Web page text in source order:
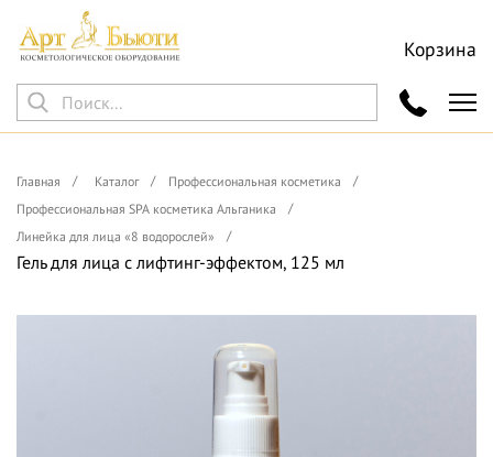
Корзина
Главная Каталог
Профессиональная косметика
Профессиональная SPA косметика Альганика
Линейка для лица «8 водорослей»
Гель для лица с лифтинг-эффектом, 125 мл